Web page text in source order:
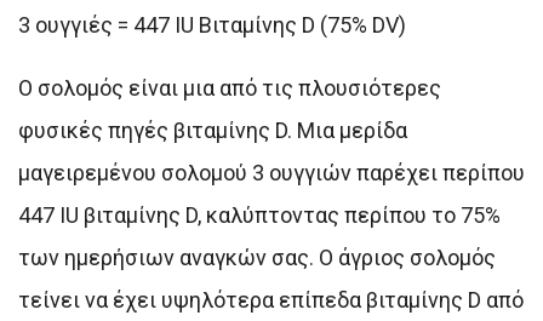
3 ουγγιές = 447 IU Βιταμίνης D (75% DV)
Ο σολομός είναι μια από τις πλουσιότερες
φυσικές πηγές βιταμίνης D. Μια μερίδα
μαγειρεμένου σολομού 3 ουγγιών παρέχει περίπου
447 IU βιταμίνης D, καλύπτοντας περίπου το 75%
των ημερήσιων αναγκών σας. Ο άγριος σολομός
τείνει να έχει υψηλότερα επίπεδα βιταμίνης D από